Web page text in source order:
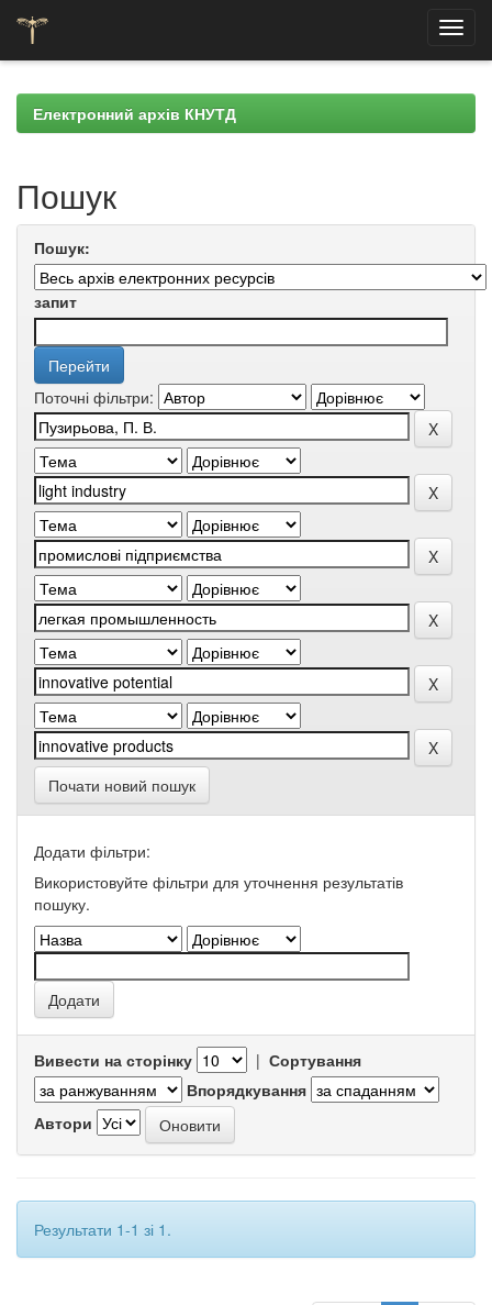
navigationЕлектронний архів КНУТД
Пошук
Пошук:
запит
Поточні фільтри:
Почати новий пошук
Додати фільтри:
Використовуйте фільтри для уточнення результатів
пошуку.
Вивести на сторінку | Сортування
Впорядкування
Автори
Результати 1-1 зі 1.